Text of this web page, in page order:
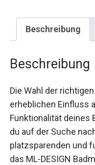
Beschreibung
Beschreibung
Die Wahl der
erheblichen Einfluss
Funktionalität deines
du auf der Suche
platzsparenden und
das ML-DESIGN